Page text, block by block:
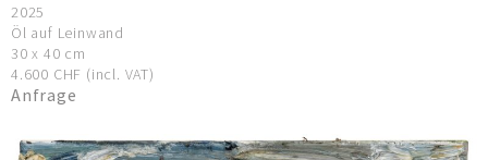
2025
Öl auf Leinwand
30 x 40 cm
4.600 CHF (incl. VAT)
Anfrage